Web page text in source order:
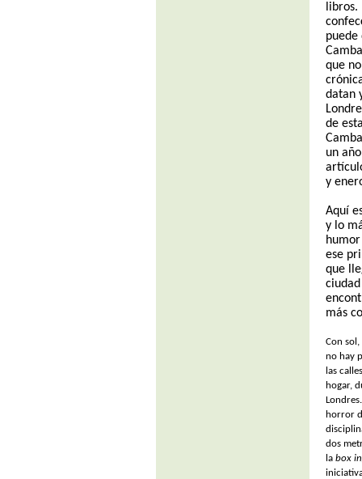
puede
que
datan
de
un
y
Aquí
y lo
ese
que
más
Con
no hay
las
hogar,
horror
dos
la box